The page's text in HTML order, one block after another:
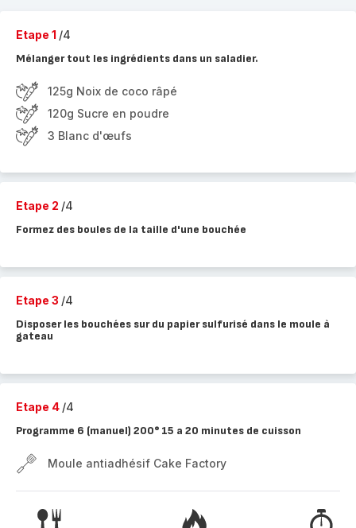
Etape 1 /4
Mélanger tout les ingrédients dans un saladier.
125g Noix de coco râpé
120g Sucre en poudre
3 Blanc d'œufs
Etape 2 /4
Formez des boules de la taille d'une bouchée
Etape 3 /4
Disposer les bouchées sur du papier sulfurisé dans le moule à
gateau
Etape 4 /4
Programme 6 (manuel) 200° 15 a 20 minutes de cuisson
Moule antiadhésif Cake Factory